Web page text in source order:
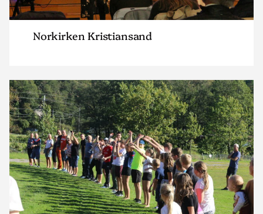
Norkirken Kristiansand
Read
article
"Norkirken
Mandal"